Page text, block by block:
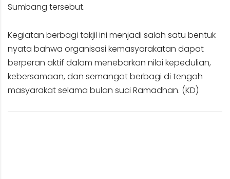
Sumbang tersebut.
Kegiatan berbagi takjil ini menjadi salah satu bentuk
nyata bahwa organisasi kemasyarakatan dapat
berperan aktif dalam menebarkan nilai kepedulian,
kebersamaan, dan semangat berbagi di tengah
masyarakat selama bulan suci Ramadhan. (KD)